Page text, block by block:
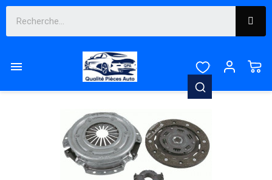


Affichage 13-24 de 80 article(s)